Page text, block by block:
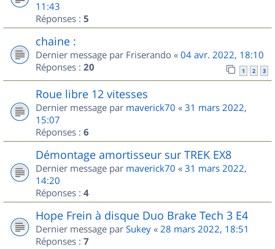
11:43
Réponses : 5
chaine :
Dernier message par Friserando « 04 avr. 2022, 18:10
Réponses : 20 1 2 3
Roue libre 12 vitesses
Dernier message par maverick70 « 31 mars 2022,
15:07
Réponses : 6
Démontage amortisseur sur TREK EX8
Dernier message par maverick70 « 31 mars 2022,
14:20
Réponses : 4
Hope Frein à disque Duo Brake Tech 3 E4
Dernier message par Sukey « 28 mars 2022, 18:51
Réponses : 7